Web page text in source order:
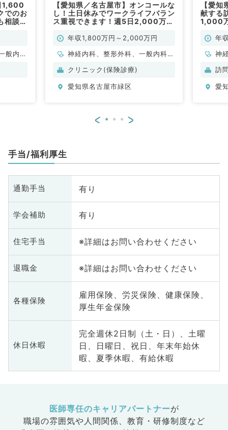
1,600
でのお
相談可
般内
【愛知県／名古屋市】オンコールな
し！土日休みでワークライフバラン
ス重視できます！週5日2,000万円
系・外科系／常勤）
年収1,800万円～2,000万円
神経内科、整形外科、一般内科、
呼吸器内科、消化器内科、腎臓内
クリニック(保険診療)
愛知県名古屋市緑区
【愛
献する
1,000
／常勤
年
神
科
訪
愛
< >
手当/福利厚生
通勤手当 有り
学会補助 有り
住宅手当 ※詳細はお問い合わせください
退職金 ※詳細はお問い合わせください
各種保険
雇用保険、労災保険、健康保険、
厚生年金保険
休日休暇
完全週休2日制（土・日）、土曜
日、日曜日、祝日、年末年始休
暇、夏季休暇、有給休暇
医師専任のキャリアパートナーが
職場の雰囲気や人間関係、 教育・研修制度など